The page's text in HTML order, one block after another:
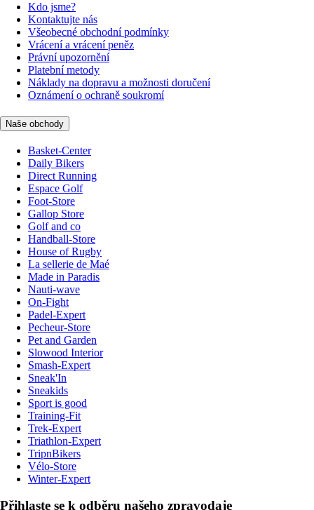
Kdo jsme?
Kontaktujte nás
Všeobecné obchodní podmínky
Vrácení a vrácení peněz
Právní upozornění
Platební metody
Náklady na dopravu a možnosti doručení
Oznámení o ochraně soukromí
Naše obchody
Basket-Center
Daily Bikers
Direct Running
Espace Golf
Foot-Store
Gallop Store
Golf and co
Handball-Store
House of Rugby
La sellerie de Maé
Made in Paradis
Nauti-wave
On-Fight
Padel-Expert
Pecheur-Store
Pet and Garden
Slowood Interior
Smash-Expert
Sneak'In
Sneakids
Sport is good
Training-Fit
Trek-Expert
Triathlon-Expert
TripnBikers
Vélo-Store
Winter-Expert
Přihlaste se k odběru našeho zpravodaje